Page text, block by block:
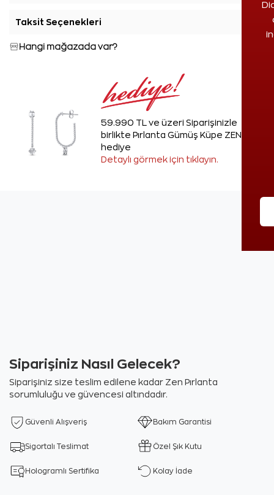
Taksit Seçenekleri
Hangi mağazada var?
59.990 TL ve üzeri Siparişinizle
birlikte Pırlanta Gümüş Küpe ZEN'den
hediye
Detaylı görmek için tıklayın.
Siparişiniz Nasıl Gelecek?
Siparişiniz size teslim edilene kadar Zen Pırlanta
sorumluluğu ve güvencesi altındadır.
Güvenli Alışveriş Bakım Garantisi
Sigortalı Teslimat Özel Şık Kutu
Hologramlı Sertifika Kolay İade